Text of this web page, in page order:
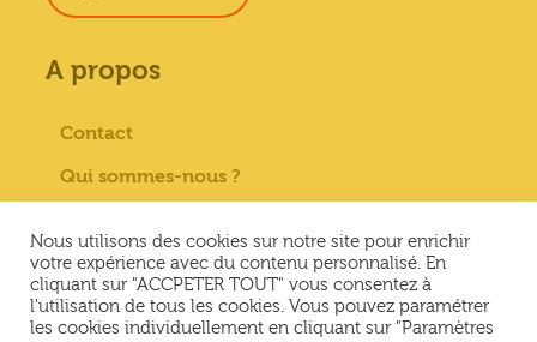
A propos
Contact
Qui sommes-nous ?
Mentions Légales
Conditions générales de vente
Nous utilisons des cookies sur notre site pour enrichir
votre expérience avec du contenu personnalisé. En
cliquant sur "ACCPETER TOUT" vous consentez à
l'utilisation de tous les cookies. Vous pouvez paramétrer
les cookies individuellement en cliquant sur "Paramètres